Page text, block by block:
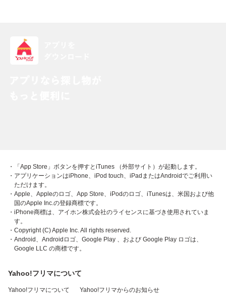
・「App Store」ボタンを押すとiTunes （外部サイト）が起動します。
・アプリケーションはiPhone、iPod touch、iPadまたはAndroidでご利用い
ただけます。
・Apple、Appleのロゴ、App Store、iPodのロゴ、iTunesは、米国および他
国のApple Inc.の登録商標です。
・iPhone商標は、アイホン株式会社のライセンスに基づき使用されていま
す。
・Copyright (C) Apple Inc. All rights reserved.
・Android、Androidロゴ、Google Play 、および Google Play ロゴは、
Google LLC の商標です。
Yahoo!フリマについて
Yahoo!フリマについて Yahoo!フリマからのお知らせ